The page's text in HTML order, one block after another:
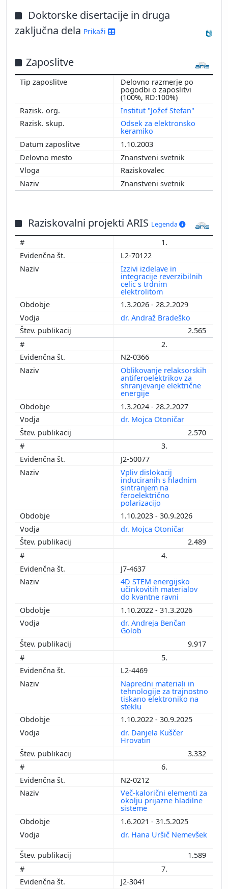
Doktorske disertacije in druga
zaključna dela Prikaži
Zaposlitve
Delovno razmerje po
pogodbi o zaposlitvi
(100%, RD:100%)
Institut "Jožef Stefan"
Odsek za elektronsko
keramiko
1.10.2003
Znanstveni svetnik
Raziskovalec
Znanstveni svetnik
Raziskovalni projekti ARIS Legenda
1.
L2-70122
Izzivi izdelave in
integracije reverzibilnih
celic s trdnim
elektrolitom
1.3.2026 - 28.2.2029
dr. Andraž Bradeško
2.565
2.
N2-0366
Oblikovanje relaksorskih
antiferoelektrikov za
shranjevanje električne
energije
1.3.2024 - 28.2.2027
dr. Mojca Otoničar
2.570
3.
J2-50077
Vpliv dislokacij
induciranih s hladnim
sintranjem na
feroelektrično
polarizacijo
1.10.2023 - 30.9.2026
dr. Mojca Otoničar
2.489
4.
J7-4637
4D STEM energijsko
učinkovitih materialov
do kvantne ravni
1.10.2022 - 31.3.2026
dr. Andreja Benčan
Golob
9.917
5.
L2-4469
Napredni materiali in
tehnologije za trajnostno
tiskano elektroniko na
steklu
1.10.2022 - 30.9.2025
dr. Danjela Kuščer
Hrovatin
3.332
6.
N2-0212
Več-kalorični elementi za
okolju prijazne hladilne
sisteme
1.6.2021 - 31.5.2025
dr. Hana Uršič Nemevšek
1.589
7.
J2-3041